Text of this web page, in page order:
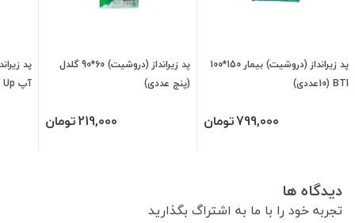
پد زیرانداز (دروشیت) بیمار 150*100
BTI (10عددی)
799,000تومان
پد زیرانداز (دروشیت) 60*90 گلدل
(پنج عددی)
219,000تومان
دیدگاه ها
تجربه خود را با ما به اشتراگ بگذارید